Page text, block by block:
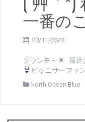
一番の
20/11/2022
グウンモ～☀ 最近
ビキニサーフィ
North Ocean Blue